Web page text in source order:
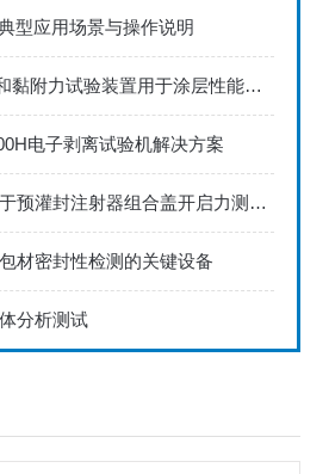
型应用场景与操作说明
LG-04涂层柔性和黏附力试验装置用于涂层性能对比评估方案
电子剥离试验机解决方案
折断力测试仪用于预灌封注射器组合盖开启力测试的解决方案
材密封性检测的关键设备
分析测试